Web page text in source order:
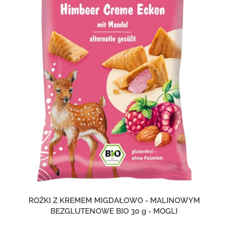
ROŻKI Z KREMEM MIGDAŁOWO - MALINOWYM
BEZGLUTENOWE BIO 30 g - MOGLI